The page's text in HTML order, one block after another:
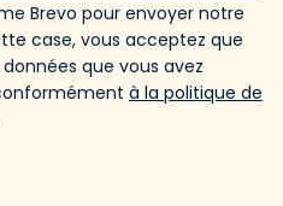
Brevo pour envoyer notre
case, vous acceptez que
que vous avez
à la politique de